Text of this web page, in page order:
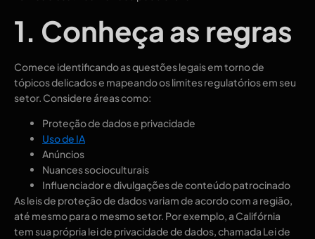
1. Conheça as regras
Comece identificando as questões legais em torno de
tópicos delicados e mapeando os limites regulatórios em seu
setor. Considere áreas como:
Proteção de dados e privacidade
Uso de IA
Anúncios
Nuances socioculturais
Influenciador e divulgações de conteúdo patrocinado
As leis de proteção de dados variam de acordo com a região,
até mesmo para o mesmo setor. Por exemplo, a Califórnia
tem sua própria lei de privacidade de dados, chamada Lei de